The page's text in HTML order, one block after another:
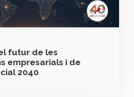
futur de les
empresarials i de
2040